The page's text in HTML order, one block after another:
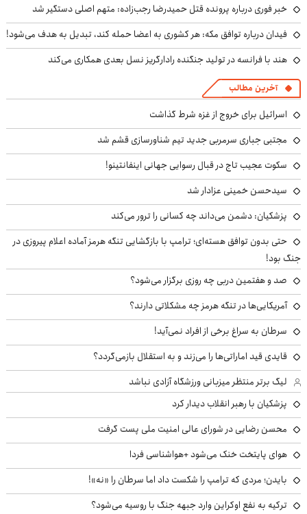
خبر فوری درباره پرونده قتل حمیدرضا رجب‌زاده: متهم اصلی دستگیر شد
فیدان درباره توافق مکه: هر کشوری به اعضا حمله کند، تبدیل به هدف می‌شود!
هند با فرانسه در تولید جنگنده رادارگریز نسل بعدی همکاری می‌کند
آخرین مطالب
اسرائیل برای خروج از غزه شرط گذاشت
مجتبی جباری سرمربی جدید تیم شناورسازی قشم شد
سکوت عجیب تاج در قبال رسوایی جهانی اینفانتینو!
سیدحسن خمینی عزادار شد
پزشکیان: دشمن می‌داند چه کسانی را ترور می‌کند
حتی بدون توافق هسته‌ای؛ ترامپ با بازگشایی تنگه هرمز آماده اعلام پیروزی در
جنگ بود!
صد و هفتمین دربی چه روزی برگزار می‌شود؟
آمریکایی‌ها در تنگه هرمز چه مشکلاتی دارند؟
سرطان به سراغ برخی از افراد نمی‌آید!
قایدی قید اماراتی‌ها را می‌زند و به استقلال بازمی‌گردد؟
لیگ برتر منتظر میزبانی ورزشگاه آزادی نباشد
پزشکیان با رهبر انقلاب دیدار کرد
محسن رضایی در شورای عالی امنیت ملی پست گرفت
هوای پایتخت خنک می‌شود +هواشناسی فردا
بایدن؛ مردی که ترامپ را شکست داد اما سرطان را «نه»!
ترکیه به نفع اوکراین وارد جبهه جنگ با روسیه می‌شود؟